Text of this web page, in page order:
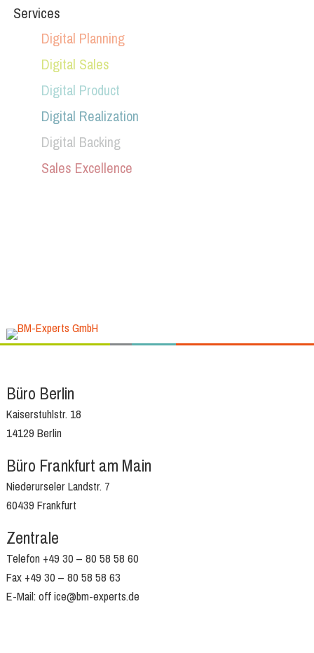
Services
Digital Planning
Digital Sales
Digital Product
Digital Realization
Digital Backing
Sales Excellence
Büro Berlin
Kaiserstuhlstr. 18
14129 Berlin
Büro Frankfurt am Main
Niederurseler Landstr. 7
60439 Frankfurt
Zentrale
Telefon +49 30 – 80 58 58 60
Fax +49 30 – 80 58 58 63
E-Mail: off ice@bm-experts.de